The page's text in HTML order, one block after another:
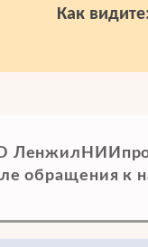
Как
обращения к